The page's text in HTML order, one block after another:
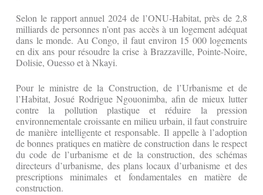
Selon le rapport annuel 2024 de l’ONU-Habitat, près de 2,8
milliards de personnes n’ont pas accès à un logement adéquat
dans le monde. Au Congo, il faut environ 15 000 logements
en dix ans pour résoudre la crise à Brazzaville, Pointe-Noire,
Dolisie, Ouesso et à Nkayi.
Pour le ministre de la Construction, de l’Urbanisme et de
l’Habitat, Josué Rodrigue Ngouonimba, afin de mieux lutter
contre la pollution plastique et réduire la pression
environnementale croissante en milieu urbain, il faut construire
de manière intelligente et responsable. Il appelle à l’adoption
de bonnes pratiques en matière de construction dans le respect
du code de l’urbanisme et de la construction, des schémas
directeurs d’urbanisme, des plans locaux d’urbanisme et des
prescriptions minimales et fondamentales en matière de
construction.